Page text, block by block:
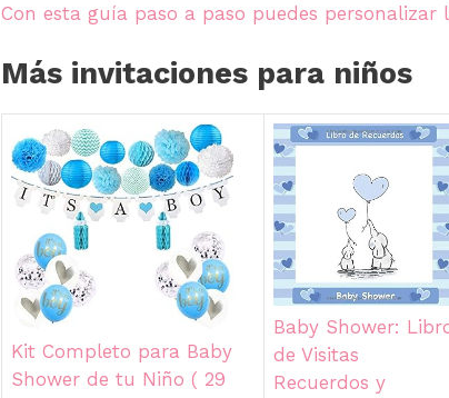
Con esta guía paso a paso puedes
Más invitaciones para niños
Kit Completo para Baby
Shower de tu Niño ( 29
Baby Shower:
de Visitas
Recuerdos y